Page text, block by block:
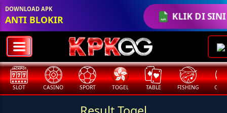
KLIK DI SINI
DOWNLOAD APK
ANTI BLOKIR
SLOT CASINO SPORT TOGEL TABLE FISHING